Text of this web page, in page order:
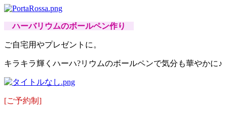
ハーバリウムのボールペン作り
ご自宅用やプレゼントに。
キラキラ輝くハーハ?リウムのボールペンで気分も華やかに♪
[ご予約制]